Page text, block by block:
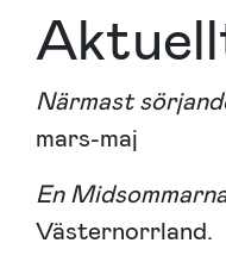
Närmast
mars-maj
En
Västernorrland.